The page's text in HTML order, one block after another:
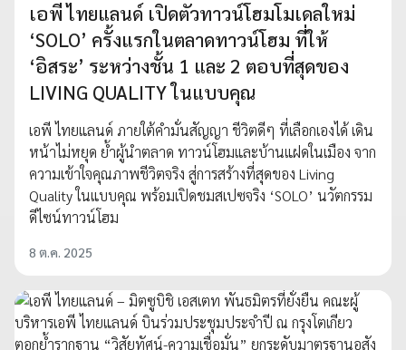
เอพี ไทยแลนด์ เปิดตัวทาวน์โฮมโมเดลใหม่
‘SOLO’ ครั้งแรกในตลาดทาวน์โฮม ที่ให้
‘อิสระ’ ระหว่างชั้น 1 และ 2 ตอบที่สุดของ
LIVING QUALITY ในแบบคุณ
เอพี ไทยแลนด์ ภายใต้คำมั่นสัญญา ชีวิตดีๆ ที่เลือกเองได้ เดิน
หน้าไม่หยุด ย้ำผู้นำตลาด ทาวน์โฮมและบ้านแฝดในเมือง จาก
ความเข้าใจคุณภาพชีวิตจริง สู่การสร้างที่สุดของ Living
Quality ในแบบคุณ พร้อมเปิดชมสเปซจริง ‘SOLO’ นวัตกรรม
ดีไซน์ทาวน์โฮม
8 ต.ค. 2025